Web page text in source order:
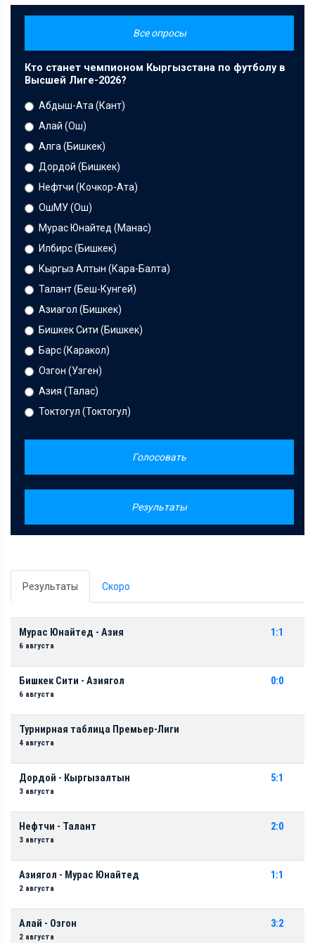
Все опросы
Кто станет чемпионом Кыргызстана по футболу в
Высшей Лиге-2026?
Абдыш-Ата (Кант)
Алай (Ош)
Алга (Бишкек)
Дордой (Бишкек)
Нефтчи (Кочкор-Ата)
ОшМУ (Ош)
Мурас Юнайтед (Манас)
Илбирс (Бишкек)
Кыргыз Алтын (Кара-Балта)
Талант (Беш-Кунгей)
Азиагол (Бишкек)
Бишкек Сити (Бишкек)
Барс (Каракол)
Озгон (Узген)
Азия (Талас)
Токтогул (Токтогул)
Голосовать
Результаты
Результаты Скоро
Мурас Юнайтед - Азия
6 августа
1:1
Бишкек Сити - Азиягол
6 августа
0:0
Турнирная таблица Премьер-Лиги
4 августа
Дордой - Кыргызалтын
3 августа
5:1
Нефтчи - Талант
3 августа
2:0
Азиягол - Мурас Юнайтед
2 августа
1:1
Алай - Озгон
2 августа
3:2